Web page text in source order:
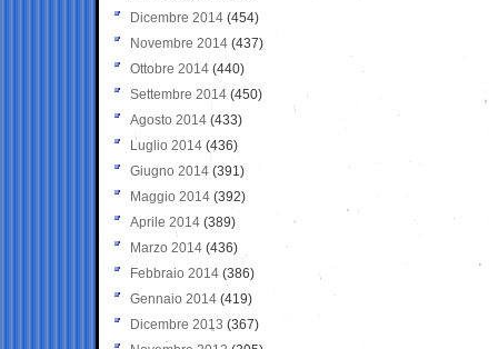
Dicembre 2014 (454)
Novembre 2014 (437)
Ottobre 2014 (440)
Settembre 2014 (450)
Agosto 2014 (433)
Luglio 2014 (436)
Giugno 2014 (391)
Maggio 2014 (392)
Aprile 2014 (389)
Marzo 2014 (436)
Febbraio 2014 (386)
Gennaio 2014 (419)
Dicembre 2013 (367)